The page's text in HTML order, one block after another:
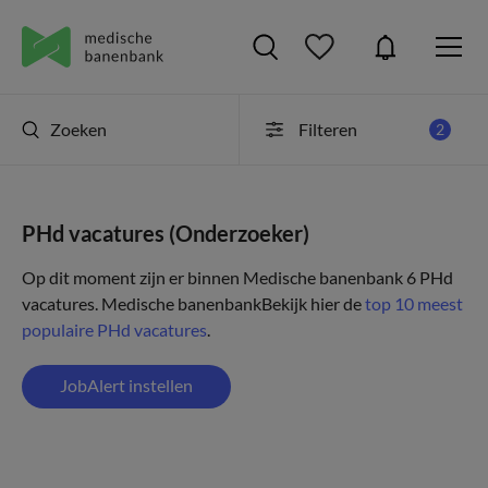
Zoeken Filteren 2
PHd vacatures (Onderzoeker)
Op dit moment zijn er binnen Medische banenbank 6 PHd
vacatures. Medische banenbankBekijk hier detop 10 meest
populaire PHd vacatures.
JobAlert instellen